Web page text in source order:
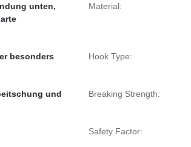
unten,
Material:
besonders
Hook Type:
und
Breaking Strength:
Safety Factor: